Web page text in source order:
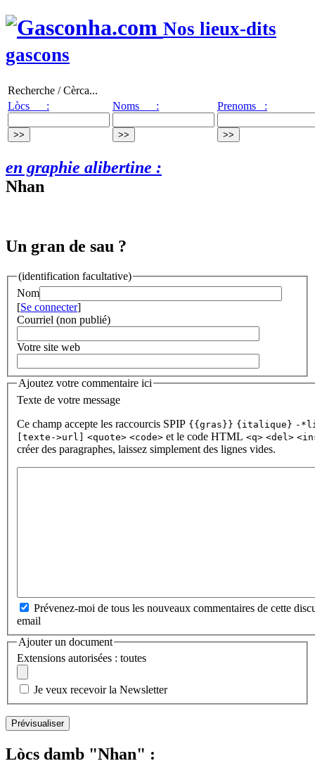
Nos lieux-dits
gascons
Recherche / Cèrca...
Lòcs :
Noms : Prenoms :
en graphie alibertine :
Nhan
Un gran de sau ?
(identification facultative)
Nom
[Se connecter]
Courriel (non publié)
Votre site web
Ajoutez votre commentaire ici
Texte de votre message
Ce champ accepte les raccourcis SPIP {{gras}} {italique} -
[texte->url] <quote> <code> et le code HTML <q> <del>
créer des paragraphes, laissez simplement des lignes vides.
Prévenez-moi de tous les nouveaux commentaires de cette
email
Ajouter un document
Extensions autorisées : toutes
Je veux recevoir la Newsletter
Lòcs damb "Nhan" :